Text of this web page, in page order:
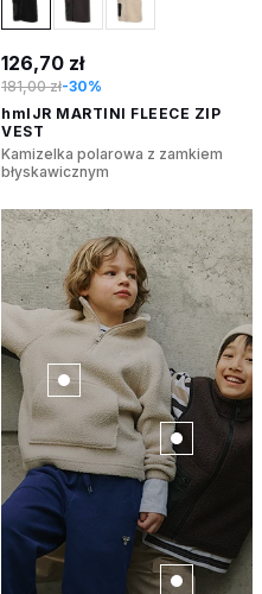
126,70 zł
181,00 zł-30%
hmlJR MARTINI FLEECE ZIP
VEST
Kamizelka polarowa z zamkiem
błyskawicznym